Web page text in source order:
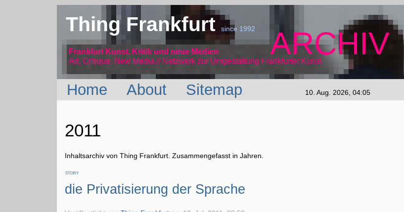
Thing Frankfurtsince 1992
Frankfurt Kunst, Kritik und neue Medien
Art, Critique, New Media // Netzwerk
ARCHIV
zur Umgestaltung Frankfurter Kunst
Home About Sitemap 10. Aug. 2026, 04:05
2011
Inhaltsarchiv von Thing Frankfurt. Zusammengefasst in Jahren.
STORY
die Privatisierung der Sprache